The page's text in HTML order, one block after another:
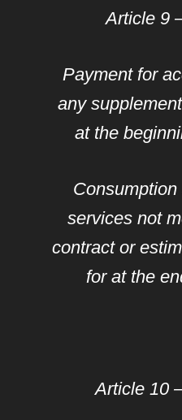
Article 9
Payment for
any
at the
services not
contract or
for at the
Article 10